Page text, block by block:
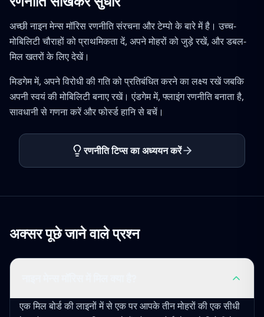
अच्छी नाइन मेन्स मॉरिस रणनीति संरचना और टेम्पो के बारे में है। उच्च-
मोबिलिटी चौराहों को प्राथमिकता दें, अपने मोहरों को जुड़े रखें, और डबल-
मिल खतरों के लिए देखें।
मिडगेम में, अपने विरोधी की गति को प्रतिबंधित करने का लक्ष्य रखें जबकि
अपनी स्वयं की मोबिलिटी बनाए रखें। एंडगेम में, फ्लाइंग रणनीति बनाता है,
सावधानी से गणना करें और फोर्स्ड हानि से बचें।
रणनीति टिप्स का अध्ययन करें
अक्सर पूछे जाने वाले प्रश्न
एक मिल बोर्ड की लाइनों में से एक पर आपके तीन मोहरों की एक सीधी